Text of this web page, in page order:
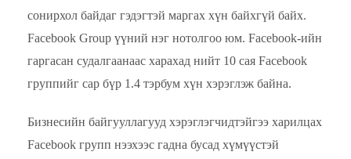
сонирхол байдаг гэдэгтэй маргах хүн байхгүй байх.
Facebook Group үүний нэг нотолгоо юм. Facebook-ийн
гаргасан судалгаанаас харахад нийт 10 сая Facebook
группийг сар бүр 1.4 тэрбум хүн хэрэглэж байна.
Бизнесийн байгууллагууд хэрэглэгчидтэйгээ харилцах
Facebook групп нээхээс гадна бусад хүмүүстэй